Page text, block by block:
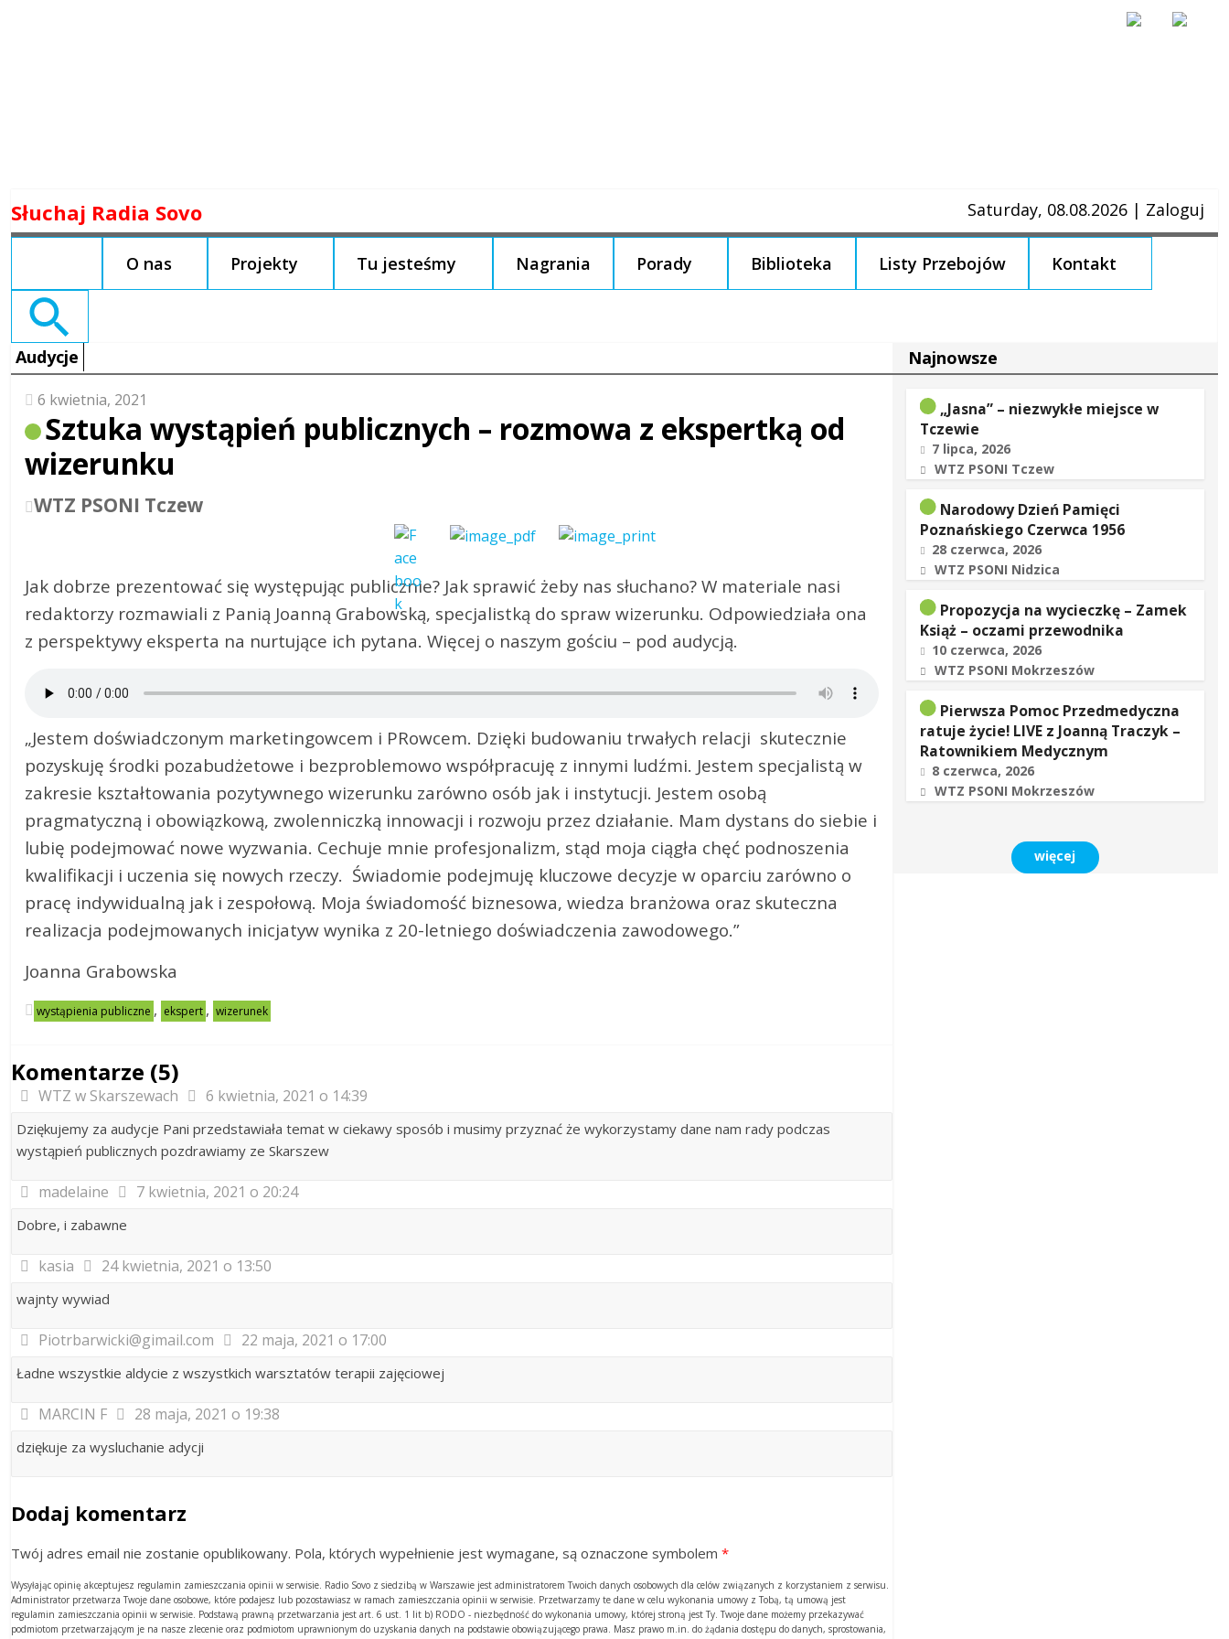
to
Słuchaj Radia Sovo Saturday, 08.08.2026 | Zaloguj
O nas Projekty Tu jesteśmy Nagrania Porady Biblioteka Listy Przebojów Kontakt
Search
Audycje
6 kwietnia, 2021
Sztuka wystąpień publicznych – rozmowa z ekspertką od
wizerunku
WTZ PSONI Tczew
Jak dobrze prezentować się występując publicznie? Jak sprawić żeby nas słuchano? W materiale nasi
redaktorzy rozmawiali z Panią Joanną Grabowską, specjalistką do spraw wizerunku. Odpowiedziała ona
z perspektywy eksperta na nurtujące ich pytana. Więcej o naszym gościu – pod audycją.
„Jestem doświadczonym marketingowcem i PRowcem. Dzięki budowaniu trwałych relacji skutecznie
pozyskuję środki pozabudżetowe i bezproblemowo współpracuję z innymi ludźmi. Jestem specjalistą w
zakresie kształtowania pozytywnego wizerunku zarówno osób jak i instytucji. Jestem osobą
pragmatyczną i obowiązkową, zwolenniczką innowacji i rozwoju przez działanie. Mam dystans do siebie i
lubię podejmować nowe wyzwania. Cechuje mnie profesjonalizm, stąd moja ciągła chęć podnoszenia
kwalifikacji i uczenia się nowych rzeczy. Świadomie podejmuję kluczowe decyzje w oparciu zarówno o
pracę indywidualną jak i zespołową. Moja świadomość biznesowa, wiedza branżowa oraz skuteczna
realizacja podejmowanych inicjatyw wynika z 20-letniego doświadczenia zawodowego.”
Joanna Grabowska
wystąpienia publiczne , ekspert , wizerunek
Komentarze (5)
WTZ w Skarszewach 6 kwietnia, 2021 o 14:39
Dziękujemy za audycje Pani przedstawiała temat w ciekawy sposób i musimy przyznać że wykorzystamy dane nam rady podczas
wystąpień publicznych pozdrawiamy ze Skarszew
madelaine 7 kwietnia, 2021 o 20:24
Dobre, i zabawne
kasia 24 kwietnia, 2021 o 13:50
wajnty wywiad
Piotrbarwicki@gimail.com 22 maja, 2021 o 17:00
Ładne wszystkie aldycie z wszystkich warsztatów terapii zajęciowej
MARCIN F 28 maja, 2021 o 19:38
dziękuje za wysluchanie adycji
Dodaj komentarz
Twój adres email nie zostanie opublikowany. Pola, których wypełnienie jest wymagane, są oznaczone symbolem *
Wysyłając opinię akceptujesz regulamin zamieszczania opinii w serwisie. Radio Sovo z siedzibą w Warszawie jest administratorem Twoich danych osobowych dla celów związanych z korzystaniem z serwisu.
Administrator przetwarza Twoje dane osobowe, które podajesz lub pozostawiasz w ramach zamieszczania opinii w serwisie. Przetwarzamy te dane w celu wykonania umowy z Tobą, tą umową jest
regulamin zamieszczania opinii w serwisie. Podstawą prawną przetwarzania jest art. 6 ust. 1 lit b) RODO - niezbędność do wykonania umowy, której stroną jest Ty. Twoje dane możemy przekazywać
podmiotom przetwarzającym je na nasze zlecenie oraz podmiotom uprawnionym do uzyskania danych na podstawie obowiązującego prawa. Masz prawo m.in. do żądania dostępu do danych, sprostowania,
Najnowsze
„Jasna” – niezwykłe miejsce w
Tczewie
7 lipca, 2026
WTZ PSONI Tczew
Narodowy Dzień Pamięci
Poznańskiego Czerwca 1956
28 czerwca, 2026
WTZ PSONI Nidzica
Propozycja na wycieczkę – Zamek
Książ – oczami przewodnika
10 czerwca, 2026
WTZ PSONI Mokrzeszów
Pierwsza Pomoc Przedmedyczna
ratuje życie! LIVE z Joanną Traczyk –
Ratownikiem Medycznym
8 czerwca, 2026
WTZ PSONI Mokrzeszów
więcej